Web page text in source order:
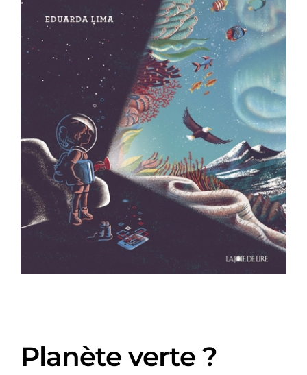
Planète verte ?